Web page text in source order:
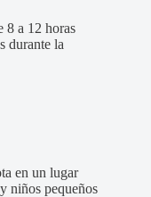
8 a 12 horas
durante la
en un lugar
niños pequeños